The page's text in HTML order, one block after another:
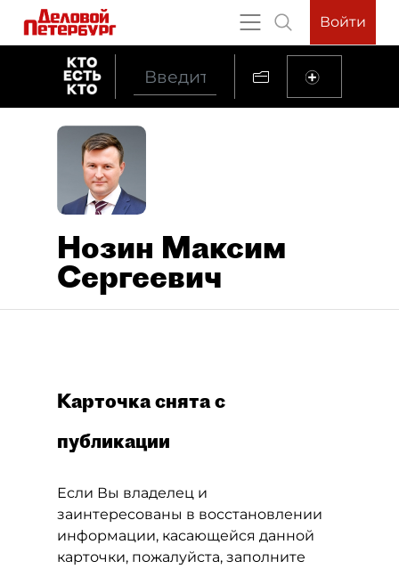
Войти
Нозин Максим
Сергеевич
Карточка снята с
публикации
Если Вы владелец и
заинтересованы в восстановлении
информации, касающейся данной
карточки, пожалуйста, заполните